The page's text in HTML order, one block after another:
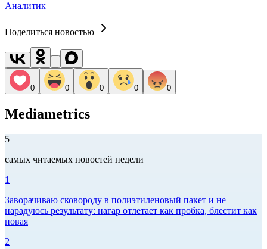
Аналитик
Поделиться новостью
0 0 0 0 0
Mediametrics
5
самых читаемых новостей недели
1
Заворачиваю сковороду в полиэтиленовый пакет и не
нарадуюсь результату: нагар отлетает как пробка, блестит как
новая
2